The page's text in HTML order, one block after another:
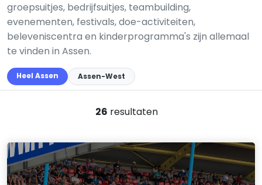
groepsuitjes, bedrijfsuitjes, teambuilding,
evenementen, festivals, doe-activiteiten,
beleveniscentra en kinderprogramma's zijn allemaal
te vinden in Assen.
Heel Assen Assen-West
26 resultaten